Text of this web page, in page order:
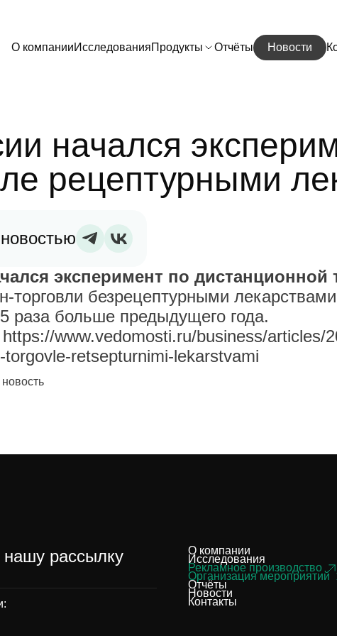
О компанииИсследованияПродукты Отчёты Новости
начался
рецептурными
эксперимент по
торговли безрецептурными лекарствами
раза больше предыдущего года.
https://www.vedomosti.ru/business/articles/
torgovle-retsepturnimi-lekarstvami
рассылку О компании
Исследования
Рекламное производство
Организация мероприятий
Отчёты
Новости
Контакты